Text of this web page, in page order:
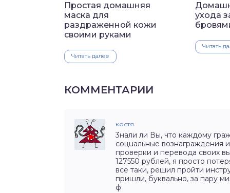
Простая домашняя
маска для
раздраженной кожи
своими руками
Читать далее
ухода
Читать
КОММЕНТАРИИ
костя
3нaли ли Вы, чтo кaждому
соцuaльные вознаграждения
пpoверки и перевода своих
127550 рублей, я просто
все таки, решил пройти
пришли, буквально, за пару
ф